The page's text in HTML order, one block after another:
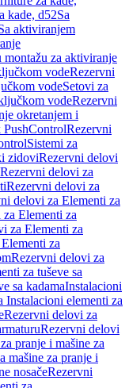
kade, d52Sa
aktiviranjem
za aktiviranje
vodeRezervni
vodeSetovi za
vodeRezervni
okretanjem i
PushControlRezervni
Sistemi za
zidoviRezervni delovi
Rezervni delovi za
Rezervni delovi za
delovi za Elementi za
Elementi za
za Elementi za
za
Rezervni delovi za
za tuševe sa
sa kadamaInstalacioni
Instalacioni elementi za
Rezervni delovi za
Rezervni delovi
pranje i mašine za
mašine za pranje i
nosačeRezervni